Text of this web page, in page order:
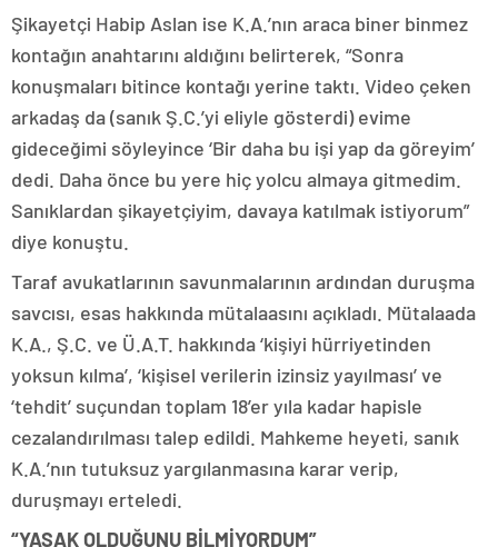
Şikayetçi Habip Aslan ise K.A.’nın araca biner binmez
kontağın anahtarını aldığını belirterek, “Sonra
konuşmaları bitince kontağı yerine taktı. Video çeken
arkadaş da (sanık Ş.C.’yi eliyle gösterdi) evime
gideceğimi söyleyince ‘Bir daha bu işi yap da göreyim’
dedi. Daha önce bu yere hiç yolcu almaya gitmedim.
Sanıklardan şikayetçiyim, davaya katılmak istiyorum”
diye konuştu.
Taraf avukatlarının savunmalarının ardından duruşma
savcısı, esas hakkında mütalaasını açıkladı. Mütalaada
K.A., Ş.C. ve Ü.A.T. hakkında ‘kişiyi hürriyetinden
yoksun kılma’, ‘kişisel verilerin izinsiz yayılması’ ve
‘tehdit’ suçundan toplam 18’er yıla kadar hapisle
cezalandırılması talep edildi. Mahkeme heyeti, sanık
K.A.’nın tutuksuz yargılanmasına karar verip,
duruşmayı erteledi.
“YASAK OLDUĞUNU BİLMİYORDUM”